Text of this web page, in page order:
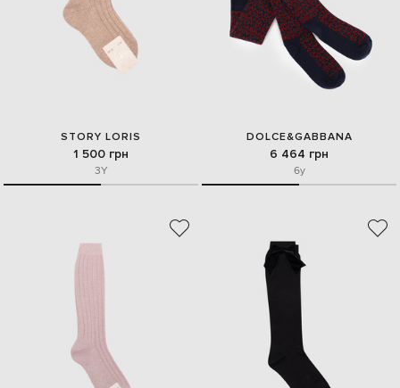
STORY LORIS
1 500 грн
3Y
DOLCE&GABBANA
6 464 грн
6y